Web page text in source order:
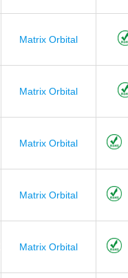
Matrix Orbital
Matrix Orbital
Matrix Orbital
Matrix Orbital
Matrix Orbital